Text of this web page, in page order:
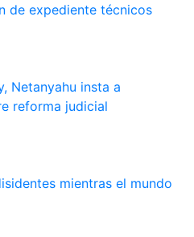
de expediente técnicos
Netanyahu insta a
reforma judicial
mientras el mundo